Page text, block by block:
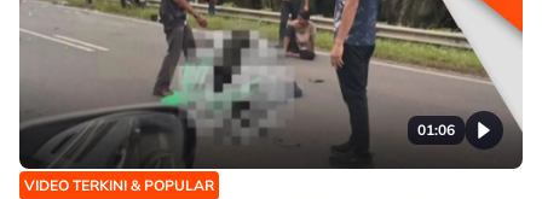
01:06
VIDEO TERKINI & POPULAR